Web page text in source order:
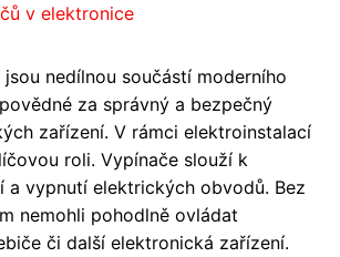
v elektronice
nedílnou součástí moderního
za správný a bezpečný
zařízení. V rámci elektroinstalací
roli. Vypínače slouží k
a vypnutí elektrických obvodů. Bez
nemohli pohodlně ovládat
či další elektronická zařízení.